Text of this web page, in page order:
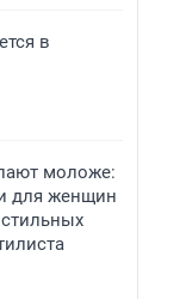
в
моложе:
для женщин